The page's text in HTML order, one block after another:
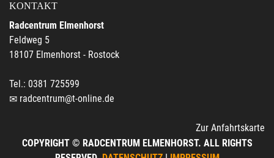
KONTAKT
Radcentrum Elmenhorst
Feldweg 5
18107 Elmenhorst - Rostock
Tel.: 0381 725599
radcentrum@t-online.de
Zur Anfahrtskarte
COPYRIGHT © RADCENTRUM ELMENHORST. ALL RIGHTS